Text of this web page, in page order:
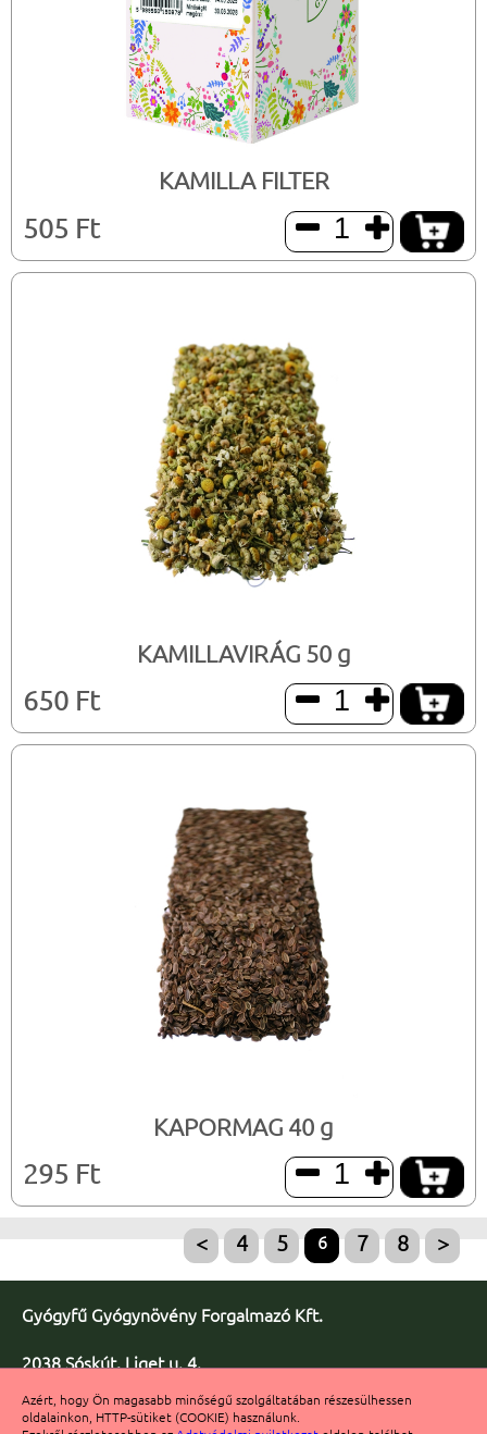
Azért, hogy Ön magasabb minőségű szolgáltatában részesülhessen
oldalainkon, HTTP-sütiket (COOKIE) használunk.
KAMILLA FILTER
505 Ft  
KAMILLAVIRÁG 50 g
650 Ft  
KAPORMAG 40 g
295 Ft  
< 4 5 6 7 8 >
Gyógyfű Gyógynövény Forgalmazó Kft.
2038 Sóskút, Liget u. 4.
Fax: +36 23 347-091